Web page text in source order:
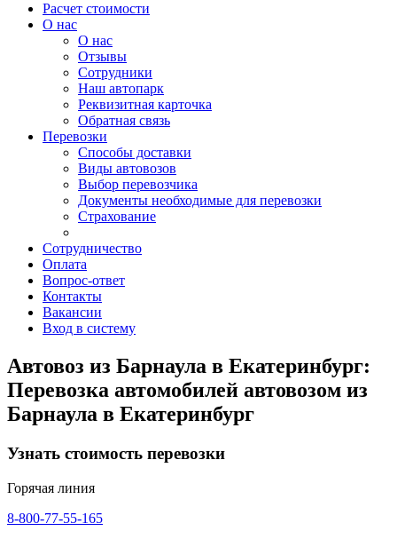
Расчет стоимости
О нас
О нас
Отзывы
Сотрудники
Наш автопарк
Реквизитная карточка
Обратная связь
Перевозки
Способы доставки
Виды автовозов
Выбор перевозчика
Документы необходимые для перевозки
Страхование
Сотрудничество
Оплата
Вопрос-ответ
Контакты
Вакансии
Вход в систему
Автовоз из Барнаула в Екатеринбург:
Перевозка автомобилей автовозом из
Барнаула в Екатеринбург
Узнать стоимость перевозки
Горячая линия
8-800-77-55-165